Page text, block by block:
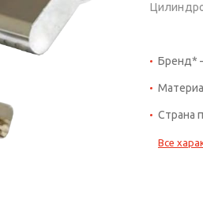
Бренд*
Страна
Все